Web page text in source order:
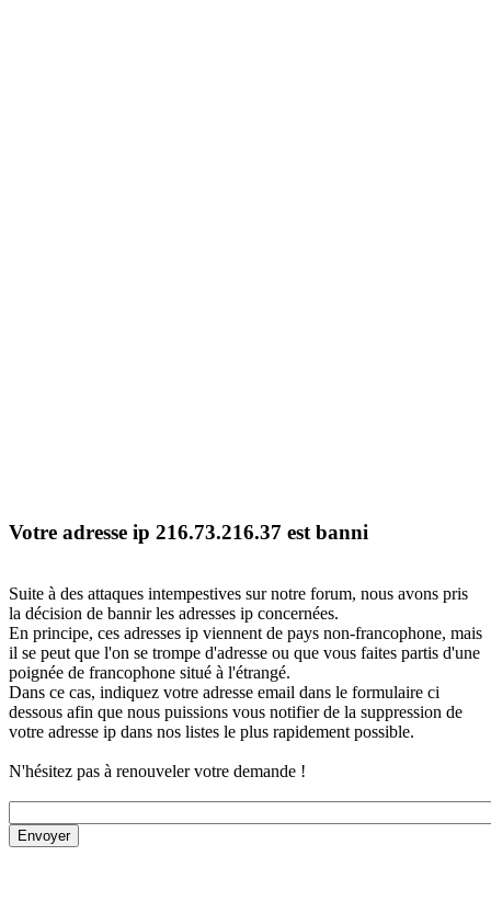
Votre adresse ip 216.73.216.37 est banni
Suite à des attaques intempestives sur notre forum, nous avons pris
la décision de bannir les adresses ip concernées.
En principe, ces adresses ip viennent de pays non-francophone, mais
il se peut que l'on se trompe d'adresse ou que vous faites partis d'une
poignée de francophone situé à l'étrangé.
Dans ce cas, indiquez votre adresse email dans le formulaire ci
dessous afin que nous puissions vous notifier de la suppression de
votre adresse ip dans nos listes le plus rapidement possible.
N'hésitez pas à renouveler votre demande !